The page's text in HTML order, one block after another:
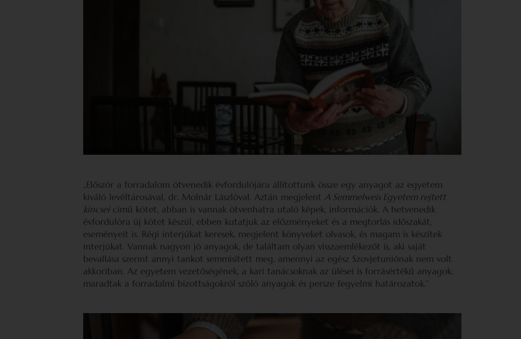
„Először a forradalom ötvenedik évfordulójára állítottunk össze egy anyagot az egyetem
kiváló levéltárosával, dr. Molnár Lászlóval. Aztán megjelent A Semmelweis Egyetem rejtett
kincseicímű kötet, abban is vannak ötvenhatra utaló képek, információk. A hetvenedik
évfordulóra új kötet készül, ebben kutatjuk az előzményeket és a megtorlás időszakát,
eseményeit is. Régi interjúkat keresek, megjelent könyveket olvasok, és magam is készítek
interjúkat. Vannak nagyon jó anyagok, de találtam olyan visszaemlékezőt is, aki saját
bevallása szerint annyi tankot semmisített meg, amennyi az egész Szovjetuniónak nem volt
akkoriban. Az egyetem vezetőségének, a kari tanácsoknak az ülései is forrásértékű anyagok,
maradtak a forradalmi bizottságokról szóló anyagok és persze fegyelmi határozatok.”